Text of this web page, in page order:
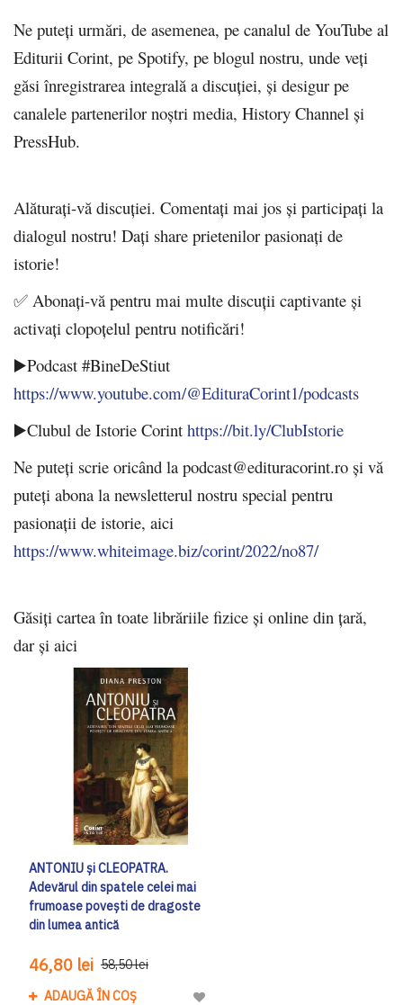
Ne puteți urmări, de asemenea, pe canalul de YouTube al
Editurii Corint, pe Spotify, pe blogul nostru, unde veți
găsi înregistrarea integrală a discuției, și desigur pe
canalele partenerilor noștri media, History Channel și
PressHub.
Alăturați-vă discuției. Comentați mai jos și participați la
dialogul nostru! Dați share prietenilor pasionați de
istorie!
✅ Abonați-vă pentru mai multe discuții captivante și
activați clopoțelul pentru notificări!
▶️Podcast #BineDeStiut
https://www.youtube.com/@EdituraCorint1/podcasts
▶️Clubul de Istorie Corint https://bit.ly/ClubIstorie
Ne puteți scrie oricând la podcast@edituracorint.ro și vă
puteți abona la newsletterul nostru special pentru
pasionații de istorie, aici
https://www.whiteimage.biz/corint/2022/no87/
Găsiți cartea în toate librăriile fizice și online din țară,
dar și aici
ANTONIU și CLEOPATRA.
Adevărul din spatele celei mai
frumoase poveşti de dragoste
din lumea antică
46,80 lei 58,50 lei
ADAUGĂ ÎN COȘ
Adaugă la Lista de Dorinte